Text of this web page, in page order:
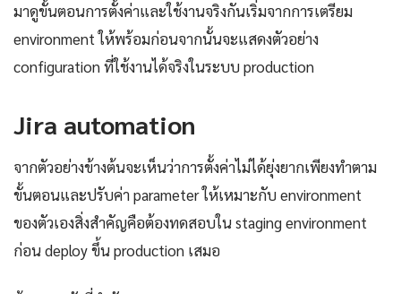
มาดูขั้นตอนการตั้งค่าและใช้งานจริงกันเริ่มจากการเตรียม
environment ให้พร้อมก่อนจากนั้นจะแสดงตัวอย่าง
configuration ที่ใช้งานได้จริงในระบบ production
Jira automation
จากตัวอย่างข้างต้นจะเห็นว่าการตั้งค่าไม่ได้ยุ่งยากเพียงทำตาม
ขั้นตอนและปรับค่า parameter ให้เหมาะกับ environment
ของตัวเองสิ่งสำคัญคือต้องทดสอบใน staging environment
ก่อน deploy ขึ้น production เสมอ